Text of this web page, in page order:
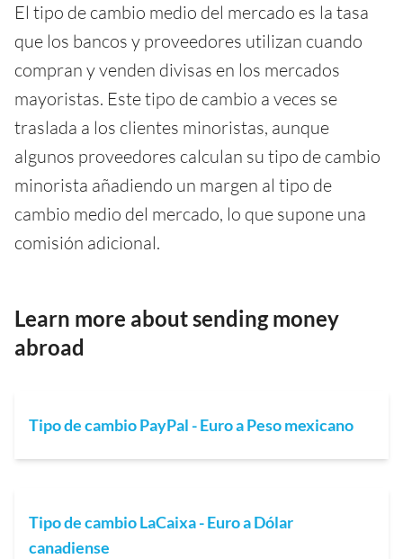
El tipo de cambio medio del mercado es la tasa
que los bancos y proveedores utilizan cuando
compran y venden divisas en los mercados
mayoristas. Este tipo de cambio a veces se
traslada a los clientes minoristas, aunque
algunos proveedores calculan su tipo de cambio
minorista añadiendo un margen al tipo de
cambio medio del mercado, lo que supone una
comisión adicional.
Learn more about sending money
abroad
Tipo de cambio PayPal - Euro a Peso mexicano
Tipo de cambio LaCaixa - Euro a Dólar
canadiense